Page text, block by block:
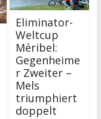
Eliminator-
Weltcup
Méribel:
Gegenheime
r Zweiter –
Mels
triumphiert
doppelt